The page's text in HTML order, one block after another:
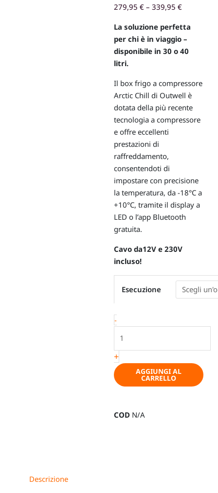
279,95 € – 339,95 €
La soluzione perfetta
per chi è in viaggio –
disponibile in 30 o 40
litri.
Il box frigo a compressore
Arctic Chill di Outwell è
dotata della più recente
tecnologia a compressore
e offre eccellenti
prestazioni di
raffreddamento,
consentendoti di
impostare con precisione
la temperatura, da -18°C a
+10°C, tramite il display a
LED o l’app Bluetooth
gratuita.
Cavo da12V e 230V
incluso!
Esecuzione
--
Outwell
Arctic
Chill,
12V/230V
quantità
+
AGGIUNGI AL
CARRELLO
COD N/A
Descrizione